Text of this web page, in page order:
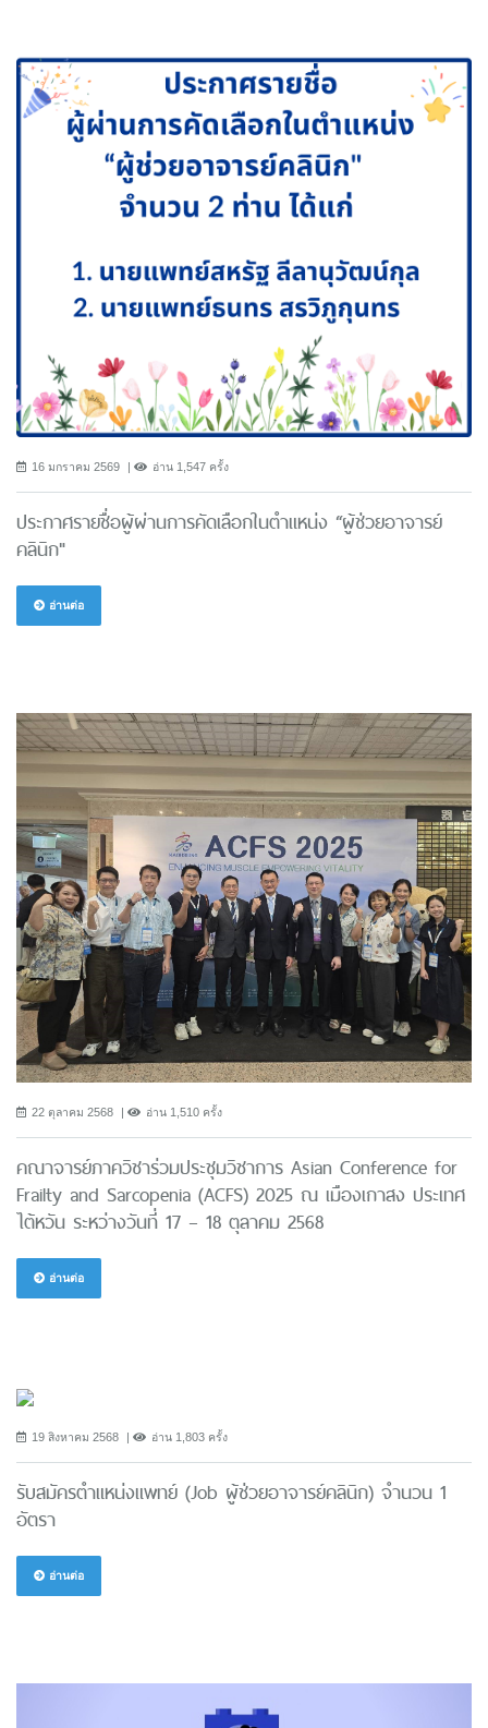
16 มกราคม 2569 อ่าน 1,547 ครั้ง
ประกาศรายชื่อผู้ผ่านการคัดเลือกในตำแหน่ง “ผู้ช่วยอาจารย์
คลินิก"
อ่านต่อ
22 ตุลาคม 2568 อ่าน 1,510 ครั้ง
คณาจารย์ภาควิชาร่วมประชุมวิชาการ Asian Conference for
Frailty and Sarcopenia (ACFS) 2025 ณ เมืองเกาสง ประเทศ
ไต้หวัน ระหว่างวันที่ 17 – 18 ตุลาคม 2568
อ่านต่อ
19 สิงหาคม 2568 อ่าน 1,803 ครั้ง
รับสมัครตำแหน่งแพทย์ (Job ผู้ช่วยอาจารย์คลินิก) จำนวน 1
อัตรา
อ่านต่อ